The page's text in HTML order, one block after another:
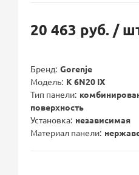
20 463 руб. /
Бренд Gorenje
Модель K 6N20 IX
Тип панели
поверхность
Установка независимая
Материал панели